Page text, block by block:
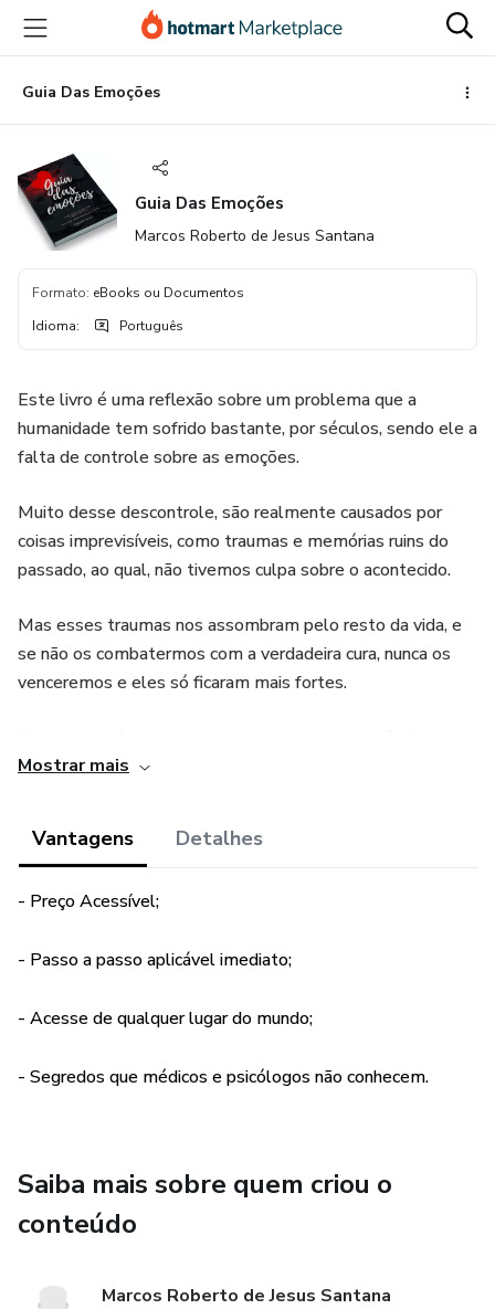
para
conteúdo
principal
para
pagamento
para
rodapé
Guia Das Emoções
Guia Das Emoções
Marcos Roberto de Jesus Santana
Formato: eBooks ou Documentos
Idioma: Português
Este livro é uma reflexão sobre um problema que a
humanidade tem sofrido bastante, por séculos, sendo ele a
falta de controle sobre as emoções.
Muito desse descontrole, são realmente causados por
coisas imprevisíveis, como traumas e memórias ruins do
passado, ao qual, não tivemos culpa sobre o acontecido.
Mas esses traumas nos assombram pelo resto da vida, e
se não os combatermos com a verdadeira cura, nunca os
venceremos e eles só ficaram mais fortes.
verdadeira cura que é Jesus Cristo.
verdadeiro tratamento para seus traumas emocionais e
Mostrar mais
Vantagens Detalhes
- Preço Acessível;
- Passo a passo aplicável imediato;
- Acesse de qualquer lugar do mundo;
- Segredos que médicos e psicólogos não conhecem.
Saiba mais sobre quem criou o
conteúdo
Marcos Roberto de Jesus Santana